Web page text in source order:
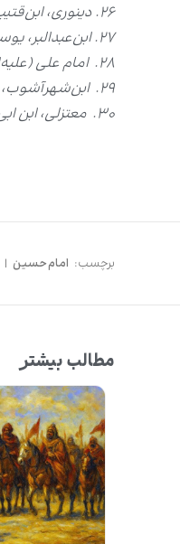
۲۶. دینوری، ابن‌قتیبه، احمد بن داوود، الامامه و السیاسه، ص۱۹۵، تحقیق علی شیری، بیروت، دارالاضواء، چاپ اول، ۱۹۹۰.
۲۷. ابن‌عبدالبر، یوسف بن عبدالله، الاستیعاب فی معرفه الاصحاب، ج۳، ص۹۳۹، تحقیق علی محمد البجاوی، بیروت، دارالجیل، چاپ اول، ۱۹۹۲.
۲۸. امام علی (علیه‌السلام)، نهج البلاغه، ص۱۷۸.
۲۹. ابن‌شهرآشوب، محمد بن علی، المناقب، ج۲، ص۳۷۴.
۳۰. معتزلی، ابن ابی‌الحدید، شرح نهج البلاغه، ج۱۰، ص۱۰۰، قم، کتابخانۀ آیت‌الله مرعشی نجفی، ۱۴۰۴.
برچسب: امام حسین |
مطالب بیشتر